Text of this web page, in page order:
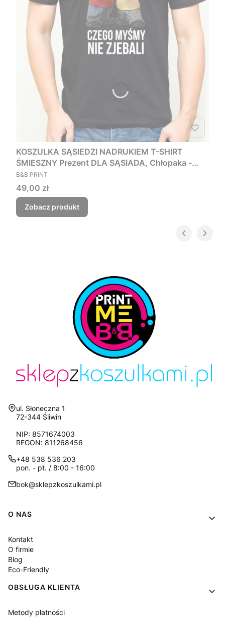
KOSZULKA SĄSIEDZI NADRUKIEM T-SHIRT
ŚMIESZNY Prezent DLA SĄSIADA, Chłopaka -
Czego myśmy nie zjebali
PRODUCENT
B&B PRINT
Cena
49,00 zł
Zobacz produkt
Adres:
ul. Słoneczna 1
72-344 Śliwin
NIP: 8571674003
REGON: 811268456
+48 538 536 203
pon. - pt. / 8:00 - 16:00
bok@sklepzkoszulkami.pl
Linki w stopce
O NAS
Kontakt
O firmie
Blog
Eco-Friendly
OBSŁUGA KLIENTA
Metody płatności